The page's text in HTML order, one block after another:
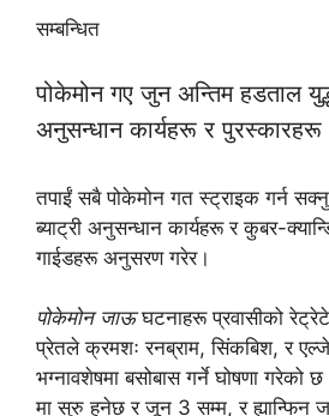
सम्बन्धित
पोकेमोन गए जुन अन्तिम हडताल
अनुसन्धान कार्यहरू र पुरस्कारहरू
तपाईं सबै पोकेमोन गत स्ट्राइक गर्न
ब्याट्री अनुसन्धान कार्यहरू र कुबर-
गाईडहरू अनुसरण गरेर।
पोकेमोन जाऊघटनाहरू प्रवासीको
प्रेतले क्रमशः रनब्राम, सिंकबिश, र
भग्नावशेषमा बसोबास गर्ने घोषणा
मा सुरु हुनेछ र जून 3 सम्म, र ह्यान्फिन